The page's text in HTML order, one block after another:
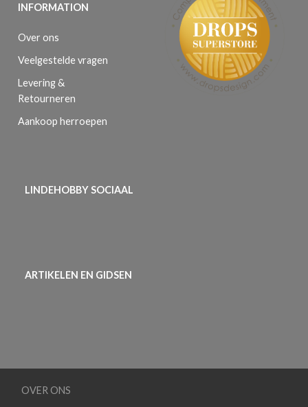
INFORMATION
Over ons
Veelgestelde vragen
Levering &
Retourneren
Aankoop herroepen
LINDEHOBBY SOCIAAL
ARTIKELEN EN GIDSEN
OVER ONS